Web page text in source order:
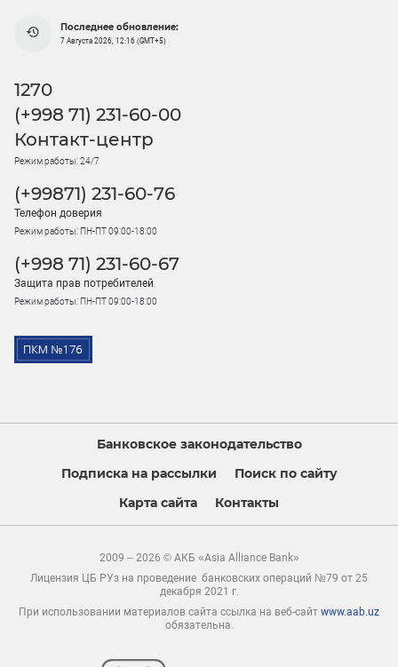
Последнее обновление:
7 Августа 2026, 12:16 (GMT+5)
1270
(+998 71) 231-60-00
Контакт-центр
Режим работы: 24/7
(+99871) 231-60-76
Телефон доверия
Режим работы: ПН-ПТ 09:00-18:00
(+998 71) 231-60-67
Защита прав потребителей
Режим работы: ПН-ПТ 09:00-18:00
Банковское законодательство
Подписка на рассылки
Поиск по сайту
Карта сайта
Контакты
2009 – 2026 © АКБ «Asia Alliance Bank»
Лицензия ЦБ РУз на проведение банковских операций №79 от 25
декабря 2021 г.
При использовании материалов сайта ссылка на веб-сайт www.aab.uz
обязательна.